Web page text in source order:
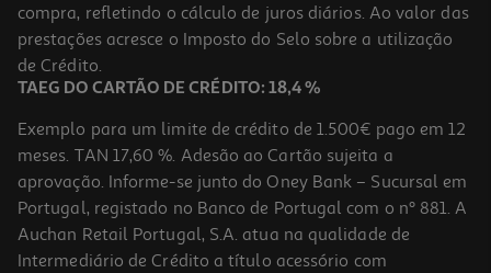
1.66 €/un
13,86 €
compra, refletindo o cálculo de juros diários. Ao valor das
prestações acresce o Imposto do Selo sobre a utilização
de Crédito.
TAEG DO CARTÃO DE CRÉDITO: 18,4 %
Exemplo para um limite de crédito de 1.500€ pago em 12
meses. TAN 17,60 %. Adesão ao Cartão sujeita a
aprovação. Informe-se junto do Oney Bank – Sucursal em
Portugal, registado no Banco de Portugal com o nº 881. A
Auchan Retail Portugal, S.A. atua na qualidade de
Intermediário de Crédito a título acessório com